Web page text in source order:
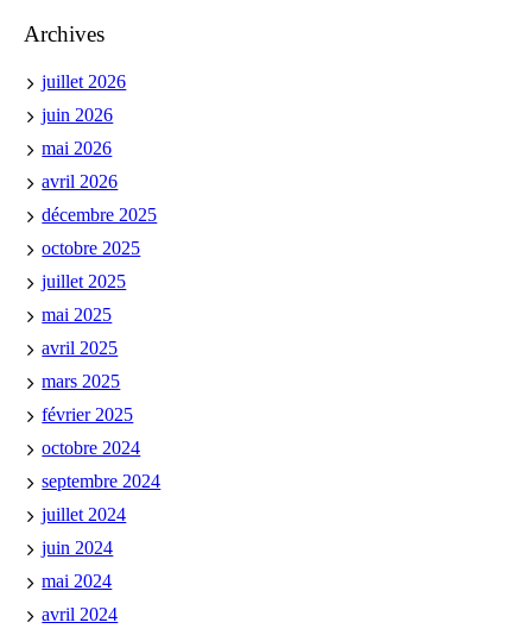
Archives
juillet 2026
juin 2026
mai 2026
avril 2026
décembre 2025
octobre 2025
juillet 2025
mai 2025
avril 2025
mars 2025
février 2025
octobre 2024
septembre 2024
juillet 2024
juin 2024
mai 2024
avril 2024